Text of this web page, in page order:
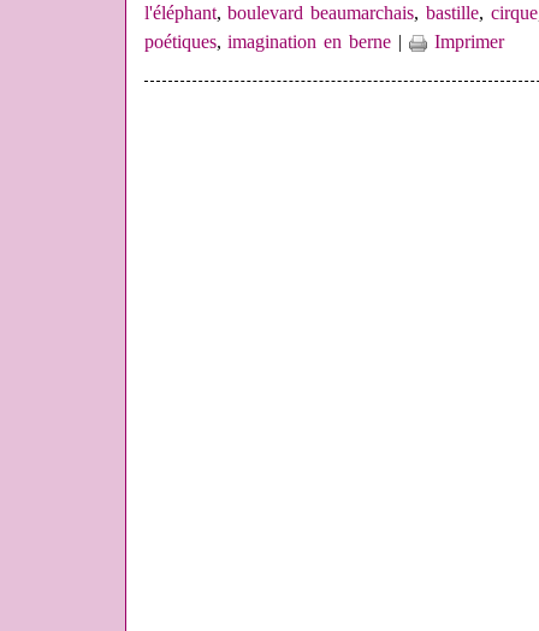
l'éléphant,boulevard beaumarchais,bastille, cirque
poétiques,imagination en berne | Imprimer